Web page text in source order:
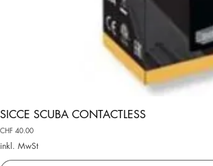
SICCE SCUBA CONTACTLESS
Preis
CHF 40.00
inkl. MwSt